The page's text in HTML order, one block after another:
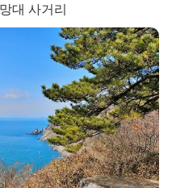
대 사거리